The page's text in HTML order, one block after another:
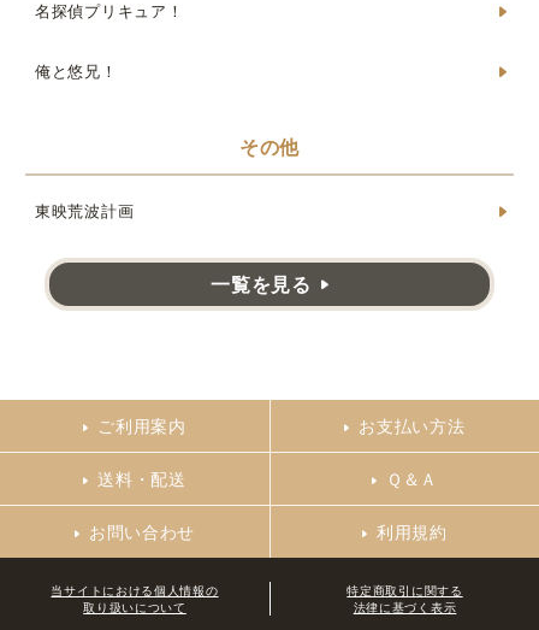
名探偵プリキュア！
俺と悠兄！
その他
東映荒波計画
一覧を見る
ご利用案内 お支払い方法
送料・配送 Ｑ＆Ａ
お問い合わせ 利用規約
当サイトにおける個人情報の
取り扱いについて
特定商取引に関する
法律に基づく表示